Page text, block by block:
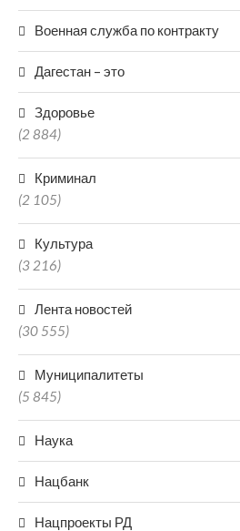
Военная служба по контракту
Дагестан – это
Здоровье
(2 884)
Криминал
(2 105)
Культура
(3 216)
Лента новостей
(30 555)
Муниципалитеты
(5 845)
Наука
Нацбанк
Нацпроекты РД